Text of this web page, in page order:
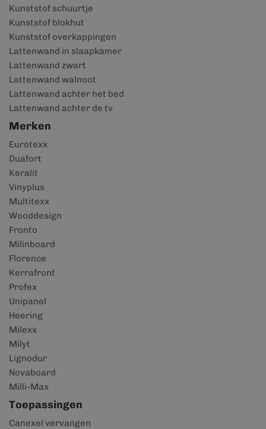
Kunststof schuurtje
Kunststof blokhut
Kunststof overkappingen
Lattenwand in slaapkamer
Lattenwand zwart
Lattenwand walnoot
Lattenwand achter het bed
Lattenwand achter de tv
Merken
Eurotexx
Duafort
Keralit
Vinyplus
Multitexx
Wooddesign
Fronto
Milinboard
Florence
Kerrafront
Profex
Unipanel
Heering
Milexx
Milyt
Lignodur
Novaboard
Milli-Max
Toepassingen
Canexel vervangen